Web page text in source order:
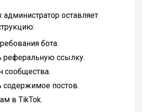
оставляет
бота.
реферальную ссылку.
сообщества.
содержимое постов.
в TikTok.